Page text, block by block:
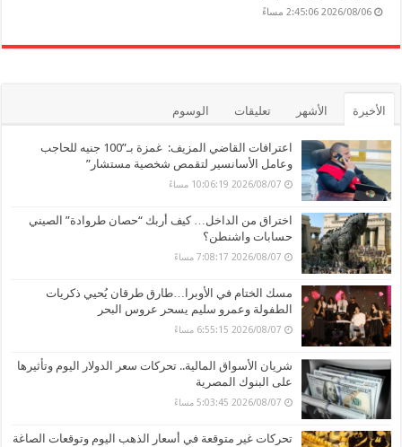
2026/08/06 2:45:06 مساءً
الأخيرة الأشهر تعليقات الوسوم
اعترافات القاضي المزيف: غمزة بـ”100 جنيه للحاجب
وعامل الأسانسير لتقمص شخصية مستشار”
2026/08/07 10:06:19 مساءً
اختراق من الداخل… كيف أربك “حصان طروادة” الصيني
حسابات واشنطن؟
2026/08/07 7:08:17 مساءً
مسك الختام في الأوبرا…طارق طرقان يُحيي ذكريات
الطفولة وعمرو سليم يسحر عروس البحر
2026/08/07 6:55:15 مساءً
شريان الأسواق المالية.. تحركات سعر الدولار اليوم وتأثيرها
على البنوك المصرية
2026/08/07 5:03:45 مساءً
تحركات غير متوقعة في أسعار الذهب اليوم وتوقعات الصاغة